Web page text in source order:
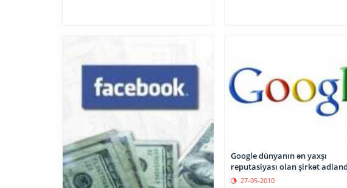
Google dünyanın ən yaxşı
reputasiyası olan şirkət
27-05-2010